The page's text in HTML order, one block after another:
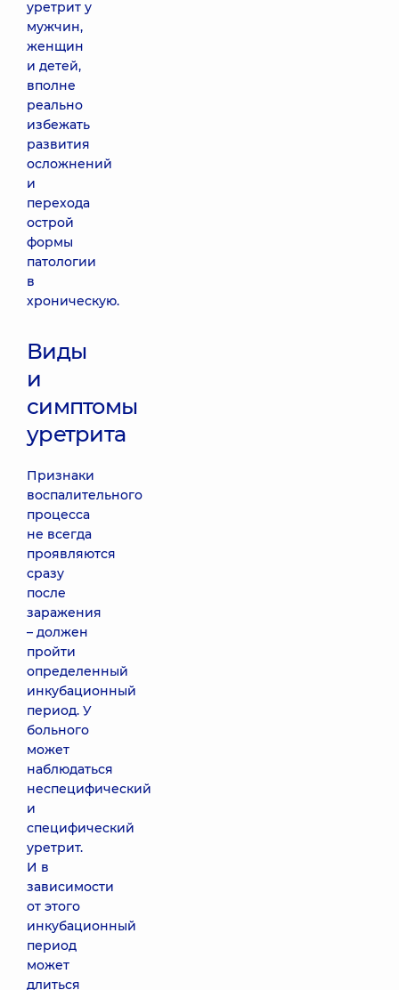
уретрит у
мужчин,
женщин
и детей,
вполне
реально
избежать
развития
осложнений
и
перехода
острой
формы
патологии
в
хроническую.
Виды
и
симптомы
уретрита
Признаки
воспалительного
процесса
не всегда
проявляются
сразу
после
заражения
– должен
пройти
определенный
инкубационный
период. У
больного
может
наблюдаться
неспецифический
и
специфический
уретрит.
И в
зависимости
от этого
инкубационный
период
может
длиться